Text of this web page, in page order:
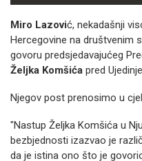
Miro Lazović, nekadašnji
Hercegovine na društvenim
govoru predsjedavajućeg
Željka Komšića pred
Njegov post prenosimo u
"Nastup Željka Komšića u
bezbjednosti izazvao je
da je istina ono što je